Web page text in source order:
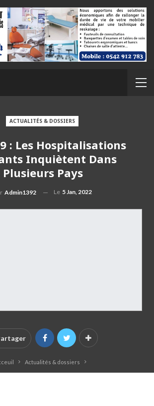
ACTUALITÉS & DOSSIERS
: Les Hospitalisations
Inquiètent Dans
Plusieurs Pays
Admin1392 Le 5 Jan, 2022
Actualités & dossiers